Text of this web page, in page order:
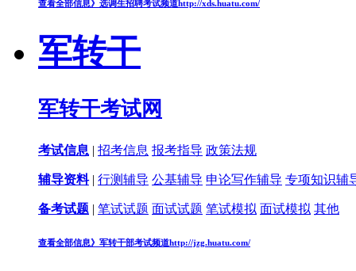
查看全部信息》 选调生招聘考试频道http://xds.huatu.com/
军转干
军转干考试网
考试信息 | 招考信息 报考指导 政策法规
辅导资料| 行测辅导 公基辅导 申论写作辅导 专项知识辅
备考试题 | 笔试试题 面试试题 笔试模拟 面试模拟 其他
查看全部信息》 军转干部考试频道http://jzg.huatu.com/